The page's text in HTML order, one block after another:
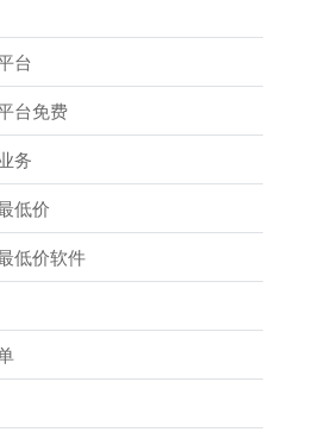
台
台免费
务
低价
低价软件